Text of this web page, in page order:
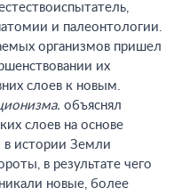
и палеонтологии.
организмов пришел
их
слоев к новым.
объяснял
слоев на основе
в истории Земли
в результате чего
новые, более